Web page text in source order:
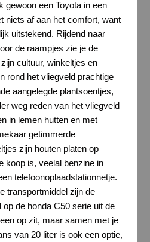
gewoon een Toyota in een
niets af aan het comfort, want
uitstekend. Rijdend naar
de raampjes zie je de
cultuur, winkeltjes en
rond het vliegveld prachtige
aangelegde plantsoentjes,
weg reden van het vliegveld
in lemen hutten en met
getimmerde
zijn houten platen op
koop is, veelal benzine in
telefoonoplaadstationnetje.
transportmiddel zijn de
de honda C50 serie uit de
op zit, maar samen met je
van 20 liter is ook een optie,